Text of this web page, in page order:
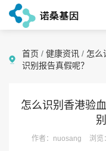
首页 / 健康资讯 / 怎么
识别报告真假呢？
怎么识别香港验
作者：nuosang 浏览